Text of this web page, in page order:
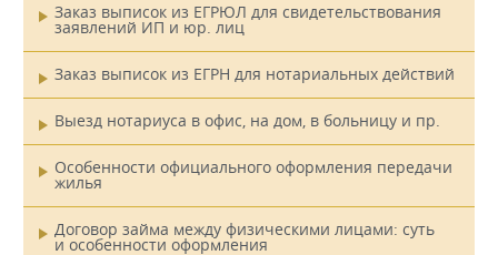
Заказ выписок из ЕГРЮЛ для свидетельствования
заявлений ИП и юр. лиц
Заказ выписок из ЕГРН для нотариальных действий
Выезд нотариуса в офис, на дом, в больницу и пр.
Особенности официального оформления передачи
жилья
Договор займа между физическими лицами: суть
и особенности оформления